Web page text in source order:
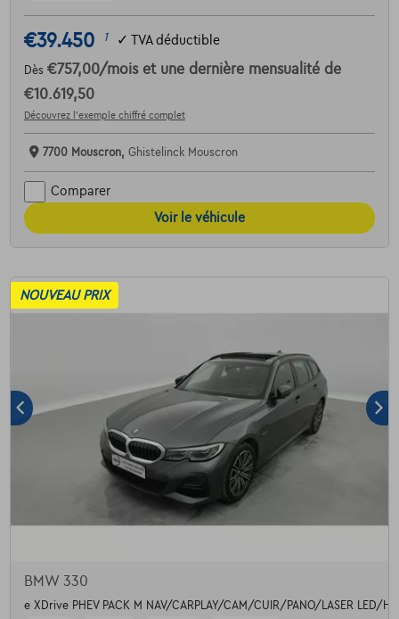
€39.450 1 ✓ TVA déductible
Dès €757,00/mois et une dernière mensualité de
€10.619,50
Découvrez l’exemple chiffré complet
7700 Mouscron, Ghistelinck Mouscron
Comparer
Voir le véhicule
NOUVEAU PRIX
BMW 330
e XDrive PHEV PACK M NAV/CARPLAY/CAM/CUIR/PANO/LASER LED/